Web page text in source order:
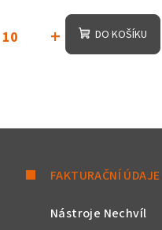
+ DO KOŠÍKU
FAKTURAČNÍ ÚDAJE
Nástroje Nechvíl